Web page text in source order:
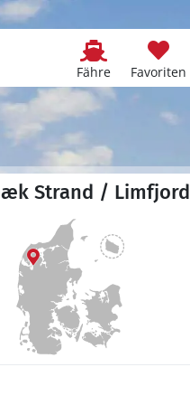
Fähre Favoriten
Strand / Limfjord